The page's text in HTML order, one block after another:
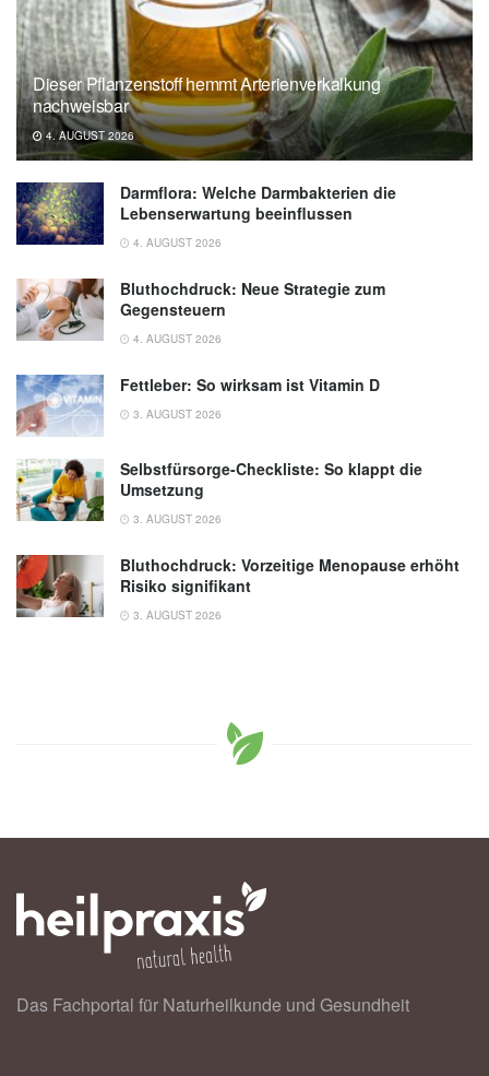
Dieser Pflanzenstoff hemmt Arterienverkalkung
nachweisbar
4. AUGUST 2026
Darmflora: Welche Darmbakterien die
Lebenserwartung beeinflussen
4. AUGUST 2026
Bluthochdruck: Neue Strategie zum
Gegensteuern
4. AUGUST 2026
Fettleber: So wirksam ist Vitamin D
3. AUGUST 2026
Selbstfürsorge-Checkliste: So klappt die
Umsetzung
3. AUGUST 2026
Bluthochdruck: Vorzeitige Menopause erhöht
Risiko signifikant
3. AUGUST 2026
Das Fachportal für Naturheilkunde und Gesundheit